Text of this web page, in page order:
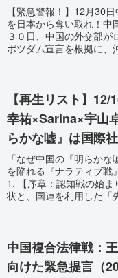
【緊急警報！】12月30
を日本から奪い取れ！中
３０日、中国の外交部
ポツダム宣言を根拠に、
【再生リスト】
幸祐×Sarina×宇山
らかな嘘』は国際
陥れる『ナラティ
処方箋」」
「なぜ中国の『明らか
を陥れる『ナラティブ戦
1. 【序章：認知戦の始
状と、国連を利用した「
中国複合法律戦：
向けた緊急提言（